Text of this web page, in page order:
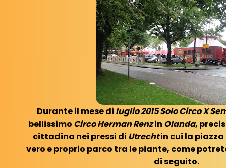
Durante il mese di luglio 2015 Solo Circo X
bellissimo Circo Herman Renzin Olanda,
cittadina nei pressi di Utrechtin cui la piazza
vero e proprio parco tra le piante, come
di seguito.